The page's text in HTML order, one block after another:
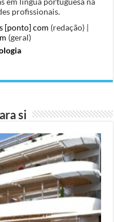
profissionais.
[ponto] com (redação) |
(geral)
si